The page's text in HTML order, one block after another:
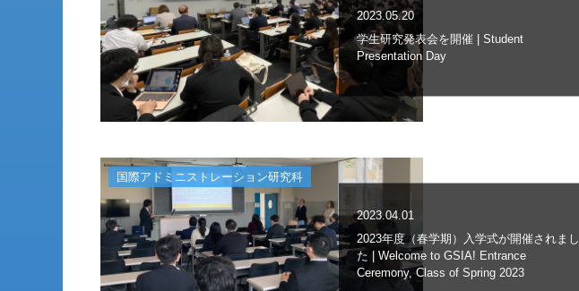
2023.05.20
学生研究発表会を開催 | Student
Presentation Day
国際アドミニストレーション研究科
2023.04.01
2023年度（春学期）入学式が開催されまし
た | Welcome to GSIA! Entrance
Ceremony, Class of Spring 2023